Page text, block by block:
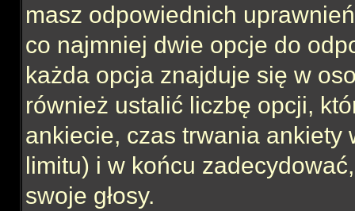
masz odpowiednich
co najmniej dwie opcje do
każda opcja znajduje się w
również ustalić liczbę opcji,
ankiecie, czas trwania ankiety
limitu) i w końcu
swoje głosy.